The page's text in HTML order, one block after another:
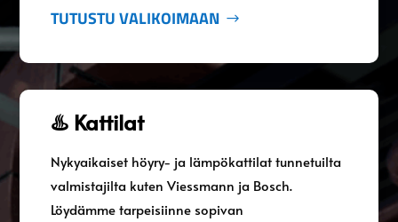
TUTUSTU VALIKOIMAAN
♨️ Kattilat
Nykyaikaiset höyry- ja lämpökattilat tunnetuilta
valmistajilta kuten Viessmann ja Bosch.
Löydämme tarpeisiinne sopivan